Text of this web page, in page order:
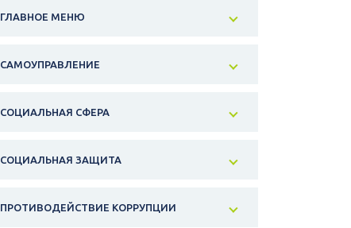
ГЛАВНОЕ МЕНЮ
САМОУПРАВЛЕНИЕ
СОЦИАЛЬНАЯ СФЕРА
СОЦИАЛЬНАЯ ЗАЩИТА
ПРОТИВОДЕЙСТВИЕ КОРРУПЦИИ